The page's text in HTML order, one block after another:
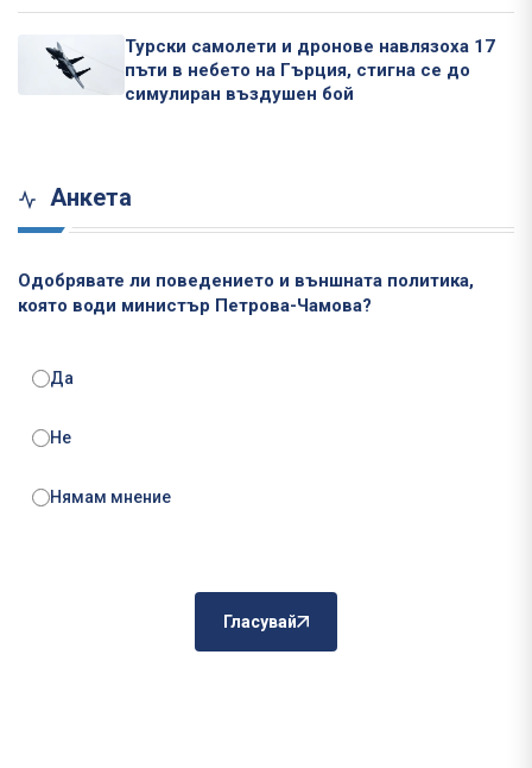
Турски самолети и дронове навлязоха 17
пъти в небето на Гърция, стигна се до
симулиран въздушен бой
Анкета
Одобрявате ли поведението и външната политика,
която води министър Петрова-Чамова?
Да
Не
Нямам мнение
Гласувай